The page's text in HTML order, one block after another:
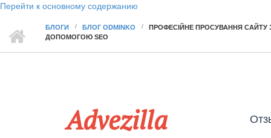
Перейти к основному содержанию
БЛОГИ БЛОГ ODMINKO
ПРОФЕСІЙНЕ ПРОСУВАННЯ САЙТУ
ДОПОМОГОЮ SEO
Advezilla